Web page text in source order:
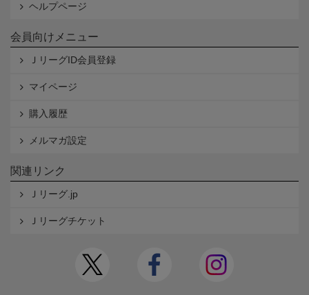
ヘルプページ
会員向けメニュー
ＪリーグID会員登録
マイページ
購入履歴
メルマガ設定
関連リンク
Ｊリーグ.jp
Ｊリーグチケット